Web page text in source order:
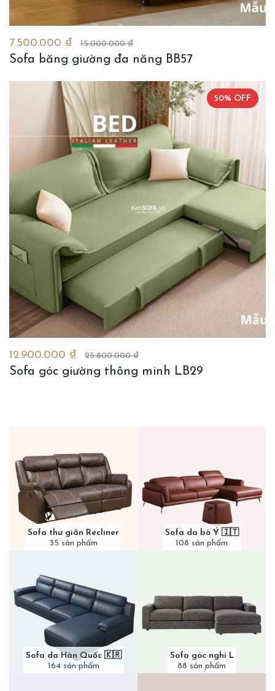
7.500.000 ₫ 15.000.000 ₫
Sofa băng giường đa năng BB57
50% OFF
12.900.000 ₫ 25.800.000 ₫
Sofa góc giường thông minh LB29
Sofa thư giãn Recliner
35 sản phẩm
Sofa da bò Ý 🇮🇹
108 sản phẩm
Sofa da Hàn Quốc 🇰🇷
164 sản phẩm
Sofa góc nghỉ L
88 sản phẩm